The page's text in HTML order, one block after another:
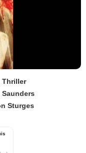
Thriller
Saunders
Sturges